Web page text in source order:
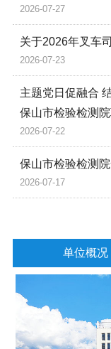
2026-07-27
关于2026年叉车
2026-07-23
主题党日促融合
保山市检验检测
2026-07-22
保山市检验检测
2026-07-17
单位概况